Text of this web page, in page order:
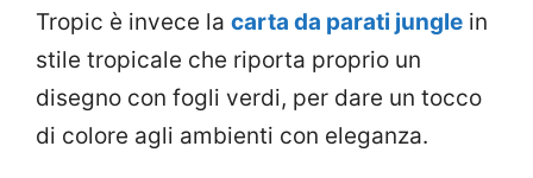
Tropic è invece la carta da parati jungle in
stile tropicale che riporta proprio un
disegno con fogli verdi, per dare un tocco
di colore agli ambienti con eleganza.